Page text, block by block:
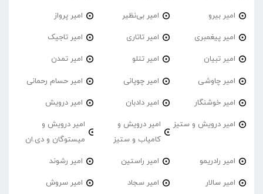
امیر بیرو امیر بی‌نظیر امیر پرواز
امیر پیغمبری امیر تاتاری امیر تاجیک
امیر تبیان امیر تتلو امیر تمدن
امیر چاوشی امیر چوپانی امیر حسام رحمانی
امیر خوشنگار امیر دادبان امیر درویش
امیر درویش و ستیز
امیر درویش و
کامیاب و ستیز
امیر درویش و
میستوگان و دی.ان
امیر رادریمو امیر راستین امیر رشوند
امیر سالار امیر سجاد امیر سروش